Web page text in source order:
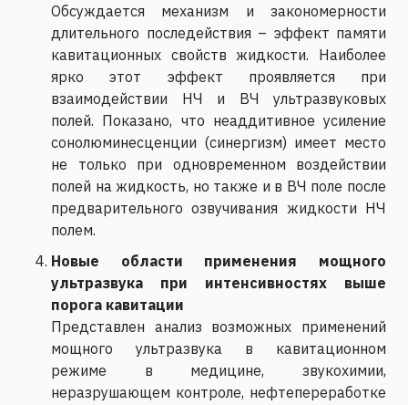
Обсуждается механизм и закономерности
длительного последействия – эффект памяти
кавитационных свойств жидкости. Наиболее
ярко этот эффект проявляется при
взаимодействии НЧ и ВЧ ультразвуковых
полей. Показано, что неаддитивное усиление
сонолюминесценции (синергизм) имеет место
не только при одновременном воздействии
полей на жидкость, но также и в ВЧ поле после
предварительного озвучивания жидкости НЧ
полем.
Новые области применения мощного
ультразвука при интенсивностях выше
порога кавитации
Представлен анализ возможных применений
мощного ультразвука в кавитационном
режиме в медицине, звукохимии,
неразрушающем контроле, нефтепереработке